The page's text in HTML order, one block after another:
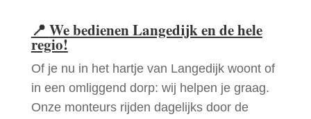
📍 We bedienen Langedijk en de hele
regio!
Of je nu in het hartje van Langedijk woont of
in een omliggend dorp: wij helpen je graag.
Onze monteurs rijden dagelijks door de